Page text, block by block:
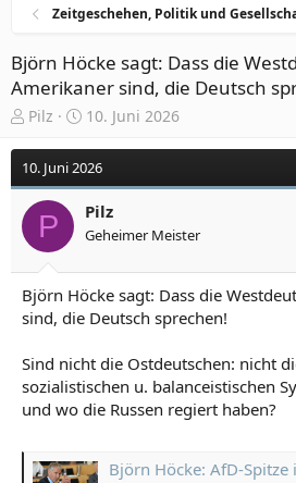
Zeitgeschehen, Politik und
Björn Höcke sagt: Dass die
Amerikaner sind, die Deutsch
E
s
t
l
r
Pilz
E
s
t
l
l
a
m
10. Juni 2026
10. Juni 2026
P Pilz
Geheimer Meister
Björn Höcke sagt: Dass die
sind, die Deutsch sprechen!
Sind nicht die Ostdeutschen: nicht
sozialistischen u. balanceistischen
und wo die Russen regiert haben?
Björn Höcke: AfD-Spitze irritiert über